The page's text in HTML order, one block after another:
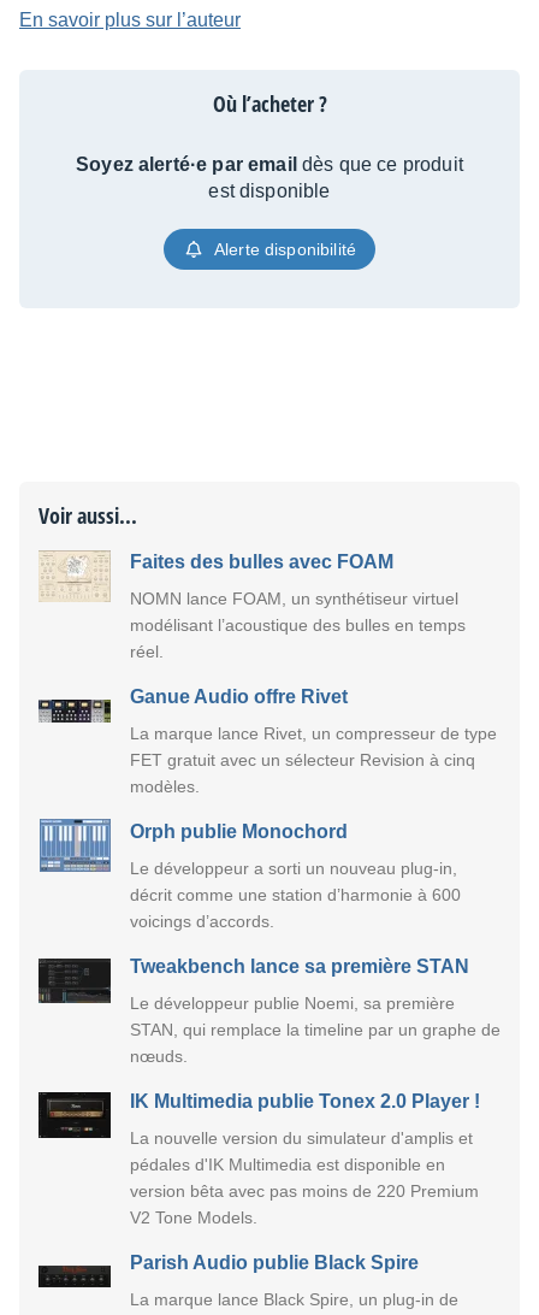
En savoir plus sur l’auteur
Où l’acheter ?
Soyez alerté·e par email dès que ce produit
est disponible
Alerte disponibilité
Voir aussi...
Faites des bulles avec FOAM
NOMN lance FOAM, un synthétiseur virtuel
modélisant l’acoustique des bulles en temps
réel.
Ganue Audio offre Rivet
La marque lance Rivet, un compresseur de type
FET gratuit avec un sélecteur Revision à cinq
modèles.
Orph publie Monochord
Le développeur a sorti un nouveau plug-in,
décrit comme une station d’harmonie à 600
voicings d’accords.
Tweakbench lance sa première STAN
Le développeur publie Noemi, sa première
STAN, qui remplace la timeline par un graphe de
nœuds.
IK Multimedia publie Tonex 2.0 Player !
La nouvelle version du simulateur d'amplis et
pédales d'IK Multimedia est disponible en
version bêta avec pas moins de 220 Premium
V2 Tone Models.
Parish Audio publie Black Spire
La marque lance Black Spire, un plug-in de